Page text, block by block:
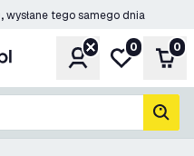
wysłane tego samego dnia
KontoMoja lista
0 0